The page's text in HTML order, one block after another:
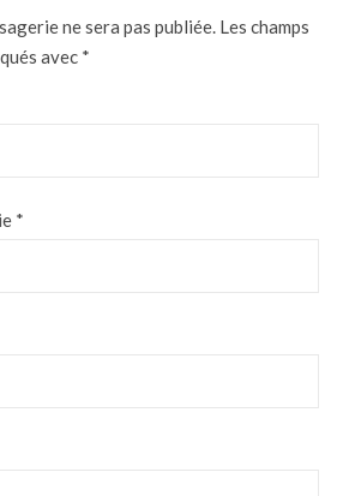
ne sera pas publiée. Les champs
avec *
*